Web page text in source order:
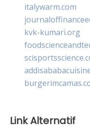
italywarm.com
kvk-kumari.org
Link Alternatif